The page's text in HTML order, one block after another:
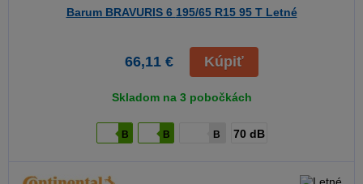
Barum BRAVURIS 6 195/65 R15 95 T Letné
66,11 € Kúpiť
Skladom na 3 pobočkách
B B B 70 dB